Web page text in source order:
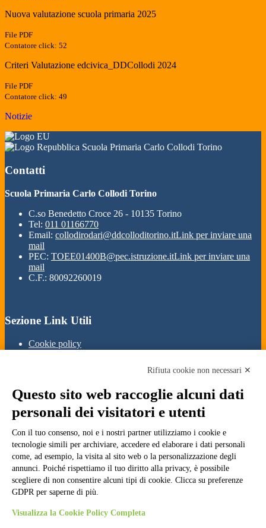
Nuova valutazione scuola primaria 2025
File PDF
Contatore click: 52
Criteri Valutazione edcivica_DDCollodi 2024
File PDF
Contatore click: 49
Notizie
Scuola Primaria Carlo Collodi Torino
Contatti
Scuola Primaria Carlo Collodi Torino
C.so Benedetto Croce 26 - 10135 Torino
Tel: 011 01166770
Email: collodirodari@ddcolloditorino.itLink per inviare una
mail
PEC: TOEE01400B@pec.istruzione.itLink per inviare una
mail
C.F.: 80092260019
Sezione Link Utili
Cookie policy
Ufficio Relazioni con il Pubblico
Obiettivi di accessibilità
Whistleblowing
Gestione consensi cookie
Amministrazione trasparente
Pagina visualizzata5724 volte
Sezione Copyright
Parma S.p.A. | Divisione Publishing & New Social Media
Rifiuta cookie non necessari ✕
Questo sito web raccoglie alcuni dati
personali dei visitatori e utenti
Con il tuo consenso, noi e i nostri partner utilizziamo i cookie e
tecnologie simili per archiviare, accedere ed elaborare i dati personali
come, ad esempio, la visita al sito web o la personalizzazione degli
annunci. Poiché rispettiamo il tuo diritto alla privacy, è possibile
scegliere di non consentire alcuni tipi di cookie. Clicca su preferenze
GDPR per saperne di più.
Visualizza la Cookie Policy Completa